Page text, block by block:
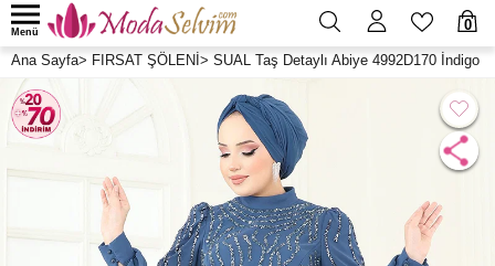
0
Menü
Ana Sayfa> FIRSAT ŞÖLENİ > SUAL Taş Detaylı Abiye 4992D170 İndigo